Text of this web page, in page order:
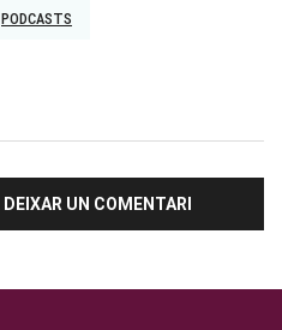
PODCASTS
DEIXAR UN COMENTARI